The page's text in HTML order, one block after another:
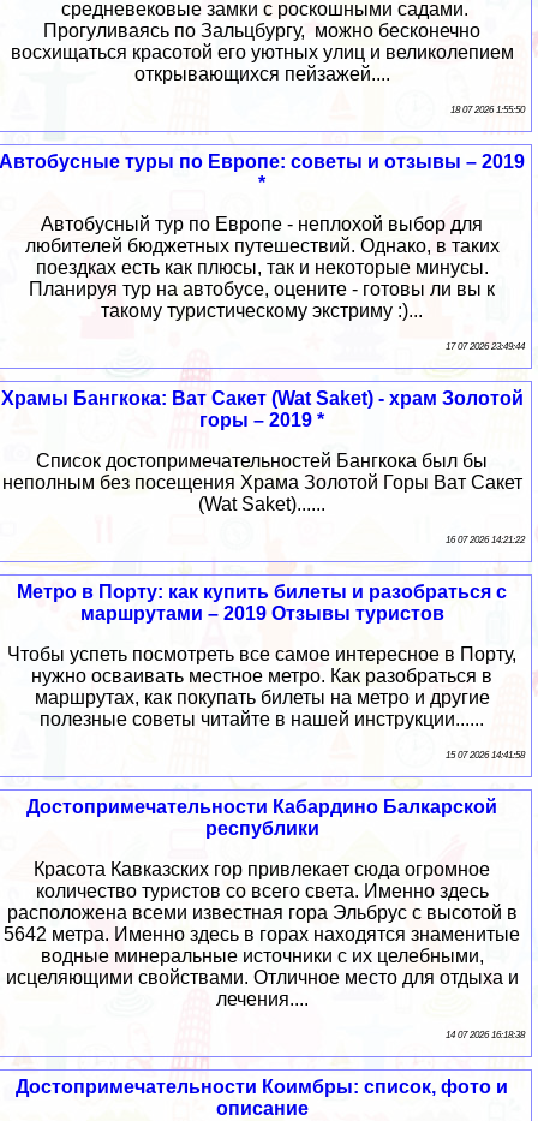
средневековые замки с роскошными садами.
Прогуливаясь по Зальцбургу, можно бесконечно
восхищаться красотой его уютных улиц и великолепием
открывающихся пейзажей....
18 07 2026 1:55:50
Автобусные туры по Европе: советы и отзывы – 2019
*
Автобусный тур по Европе - неплохой выбор для
любителей бюджетных путешествий. Однако, в таких
поездках есть как плюсы, так и некоторые минусы.
Планируя тур на автобусе, оцените - готовы ли вы к
такому туристическому экстриму :)...
17 07 2026 23:49:44
Храмы Бангкока: Ват Сакет (Wat Saket) - храм Золотой
горы – 2019 *
Список достопримечательностей Бангкока был бы
неполным без посещения Храма Золотой Горы Ват Сакет
(Wat Saket)......
16 07 2026 14:21:22
Метро в Порту: как купить билеты и разобраться с
маршрутами – 2019 Отзывы туристов
Чтобы успеть посмотреть все самое интересное в Порту,
нужно осваивать местное метро. Как разобраться в
маршрутах, как покупать билеты на метро и другие
полезные советы читайте в нашей инструкции......
15 07 2026 14:41:58
Достопримечательности Кабардино Балкарской
республики
Красота Кавказских гор привлекает сюда огромное
количество туристов со всего света. Именно здесь
расположена всеми известная гора Эльбрус с высотой в
5642 метра. Именно здесь в горах находятся знаменитые
водные минеральные источники с их целебными,
исцеляющими свойствами. Отличное место для отдыха и
лечения....
14 07 2026 16:18:38
Достопримечательности Коимбры: список, фото и
описание